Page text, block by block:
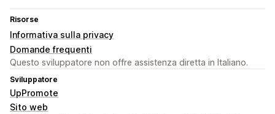
Risorse
Informativa sulla privacy
Domande frequenti
Questo sviluppatore non offre assistenza diretta in Italiano.
Sviluppatore
UpPromote
Sito web